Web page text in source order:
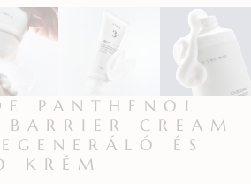
PANTHENOL
CREAM
ÉS
KRÉM